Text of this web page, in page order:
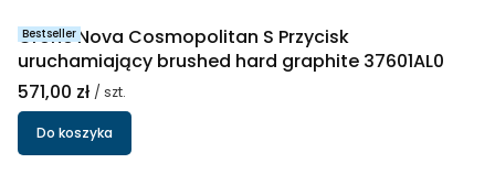
Bestseller
Grohe Nova Cosmopolitan S Przycisk
uruchamiający brushed hard graphite 37601AL0
Cena
571,00 zł / szt.
Do koszyka